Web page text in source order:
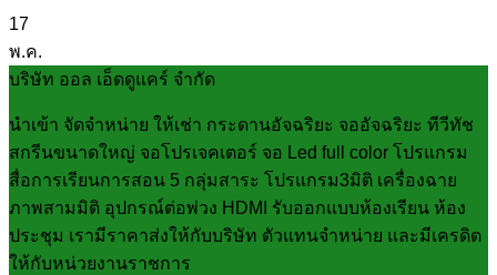
17
พ.ค.
บริษัท ออล เอ็ดดูแคร์ จำกัด
นำเข้า จัดจำหน่าย ให้เช่า กระดานอัจฉริยะ จออัจฉริยะ ทีวีทัช
สกรีนขนาดใหญ่ จอโปรเจคเตอร์ จอ Led full color โปรแกรม
สื่อการเรียนการสอน 5 กลุ่มสาระ โปรแกรม3มิติ เครื่องฉาย
ภาพสามมิติ อุปกรณ์ต่อพ่วง HDMI รับออกแบบห้องเรียน ห้อง
ประชุม เรามีราคาส่งให้กับบริษัท ตัวแทนจำหน่าย และมีเครดิต
ให้กับหน่วยงานราชการ